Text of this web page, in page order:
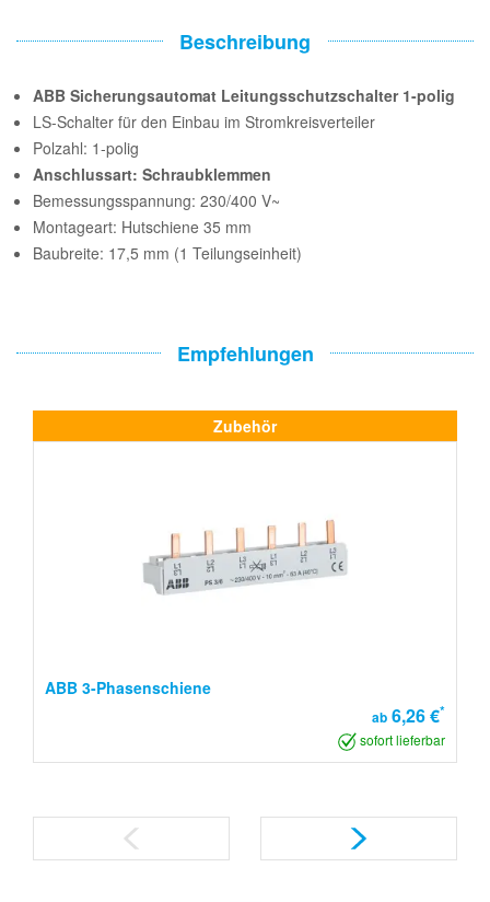
Beschreibung
ABB Sicherungsautomat Leitungsschutzschalter 1-polig
LS-Schalter für den Einbau im Stromkreisverteiler
Polzahl: 1-polig
Anschlussart: Schraubklemmen
Bemessungsspannung: 230/400 V~
Montageart: Hutschiene 35 mm
Baubreite: 17,5 mm (1 Teilungseinheit)
Empfehlungen
Zubehör
ABB 3-Phasenschiene
ab 6,26 €*
sofort lieferbar